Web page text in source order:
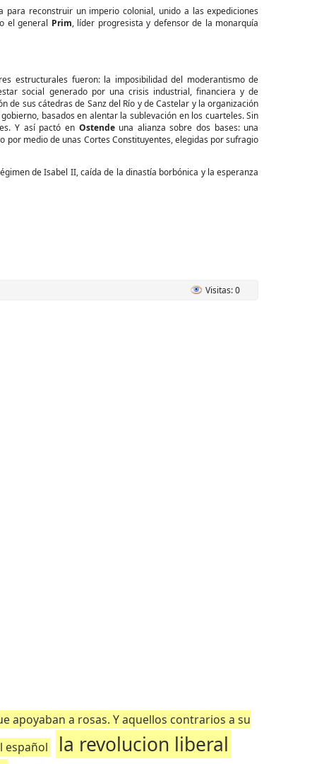
para reconstruir un imperio colonial, unido a las expediciones
el general Prim, líder progresista y defensor de la monarquía
estructurales fueron: la imposibilidad del moderantismo de
social generado por una crisis industrial, financiera y de
de sus cátedras de Sanz del Río y de Castelar y la organización
basados en alentar la sublevación en los cuarteles. Sin
Y así pactó en Ostendeuna alianza sobre dos bases: una
medio de unas Cortes Constituyentes, elegidas por sufragio
de Isabel II, caída de la dinastía borbónica y la esperanza
Visitas: 0
apoyaban a rosas. Y aquellos contrarios a su
español
la revolucion liberal